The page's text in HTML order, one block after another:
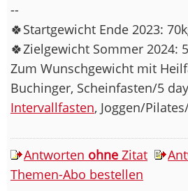
--
🍀Startgewicht Ende 2023:
🍀Zielgewicht Sommer 2024:
Zum Wunschgewicht mit
Buchinger, Scheinfasten/5
Intervallfasten, Joggen/
Antworten ohne Zitat
Themen-Abo bestellen